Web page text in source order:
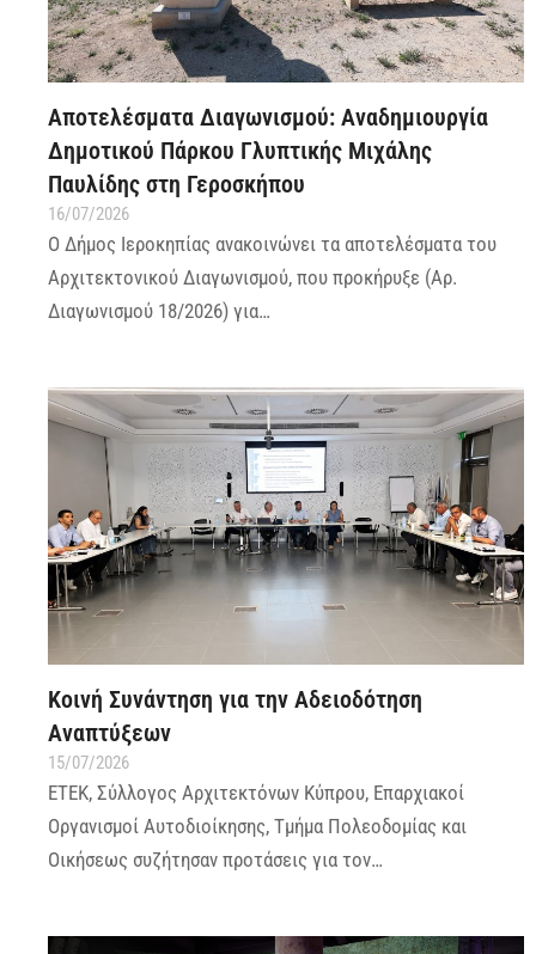
Αποτελέσματα Διαγωνισμού: Αναδημιουργία
Δημοτικού Πάρκου Γλυπτικής Μιχάλης
Παυλίδης στη Γεροσκήπου
16/07/2026
Ο Δήμος Ιεροκηπίας ανακοινώνει τα αποτελέσματα του
Αρχιτεκτονικού Διαγωνισμού, που προκήρυξε (Αρ.
Διαγωνισμού 18/2026) για…
Κοινή Συνάντηση για την Αδειοδότηση
Αναπτύξεων
15/07/2026
ΕΤΕΚ, Σύλλογος Αρχιτεκτόνων Κύπρου, Επαρχιακοί
Οργανισμοί Αυτοδιοίκησης, Τμήμα Πολεοδομίας και
Οικήσεως συζήτησαν προτάσεις για τον…